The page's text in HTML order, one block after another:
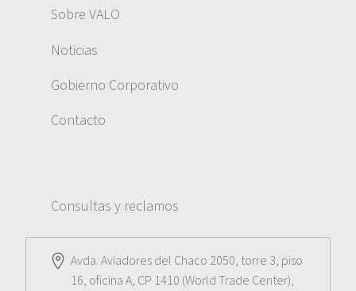
Sobre VALO
Noticias
Gobierno Corporativo
Contacto
Consultas y reclamos
Avda. Aviadores del Chaco 2050, torre 3, piso
16, oficina A, CP 1410 (World Trade Center),